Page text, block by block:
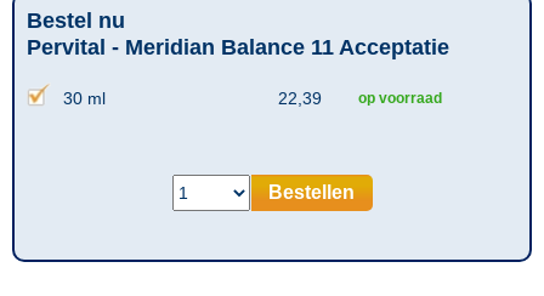
Bestel nu
Pervital - Meridian Balance 11 Acceptatie
30 ml 22,39 op voorraad
Bestellen